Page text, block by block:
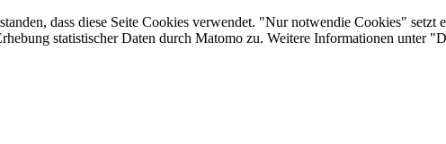
dass diese Seite Cookies verwendet. "Nur notwendie Cookies"
statistischer Daten durch Matomo zu. Weitere Informationen unter